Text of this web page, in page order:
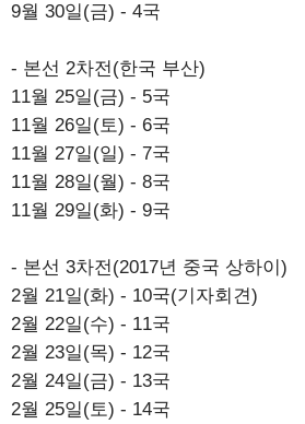
9월 30일(금) - 4국
- 본선 2차전(한국 부산)
11월 25일(금) - 5국
11월 26일(토) - 6국
11월 27일(일) - 7국
11월 28일(월) - 8국
11월 29일(화) - 9국
- 본선 3차전(2017년 중국 상하이)
2월 21일(화) - 10국(기자회견)
2월 22일(수) - 11국
2월 23일(목) - 12국
2월 24일(금) - 13국
2월 25일(토) - 14국